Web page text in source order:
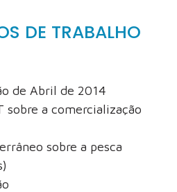
DE TRABALHO
de Abril de 2014
sobre a comercialização
sobre a pesca